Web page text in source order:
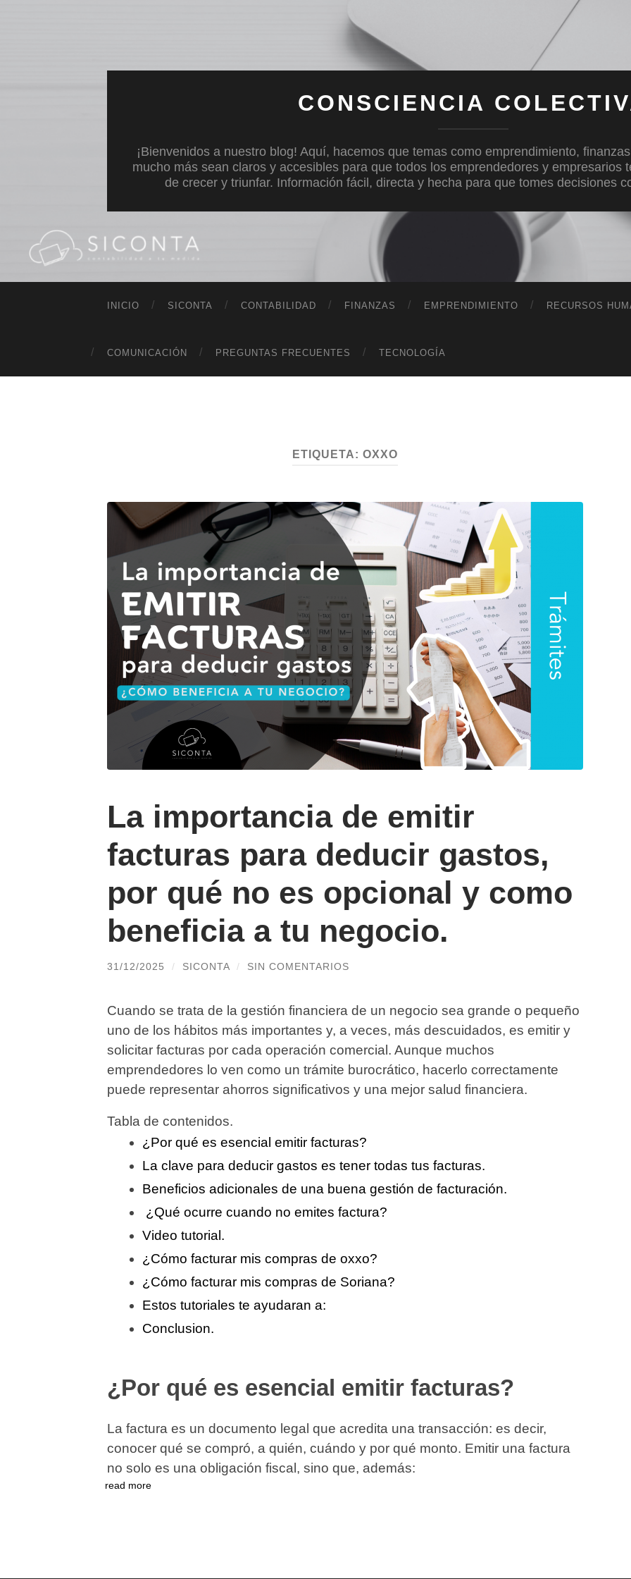
CONSCIENCIA
¡Bienvenidos a nuestro blog! Aquí, hacemos que temas como emprendimiento,
mucho más sean claros y accesibles para que todos los emprendedores y empresarios
de crecer y triunfar. Información fácil, directa y hecha para que tomes decisiones
INICIO SICONTA CONTABILIDAD FINANZAS EMPRENDIMIENTO RECURSOS
COMUNICACIÓN PREGUNTAS FRECUENTES TECNOLOGÍA
ETIQUETA: OXXO
La importancia de emitir
facturas para deducir gastos,
por qué no es opcional y como
beneficia a tu negocio.
31/12/2025 / SICONTA / SIN COMENTARIOS
Cuando se trata de la gestión financiera de un negocio sea grande o pequeño
uno de los hábitos más importantes y, a veces, más descuidados, es emitir y
solicitar facturas por cada operación comercial. Aunque muchos
emprendedores lo ven como un trámite burocrático, hacerlo correctamente
puede representar ahorros significativos y una mejor salud financiera.
Tabla de contenidos.
¿Por qué es esencial emitir facturas?
La clave para deducir gastos es tener todas tus facturas.
Beneficios adicionales de una buena gestión de facturación.
¿Qué ocurre cuando no emites factura?
Video tutorial.
¿Cómo facturar mis compras de oxxo?
¿Cómo facturar mis compras de Soriana?
Estos tutoriales te ayudaran a:
Conclusion.
¿Por qué es esencial emitir facturas?
La factura es un documento legal que acredita una transacción: es decir,
conocer qué se compró, a quién, cuándo y por qué monto. Emitir una factura
no solo es una obligación fiscal, sino que, además:
read more